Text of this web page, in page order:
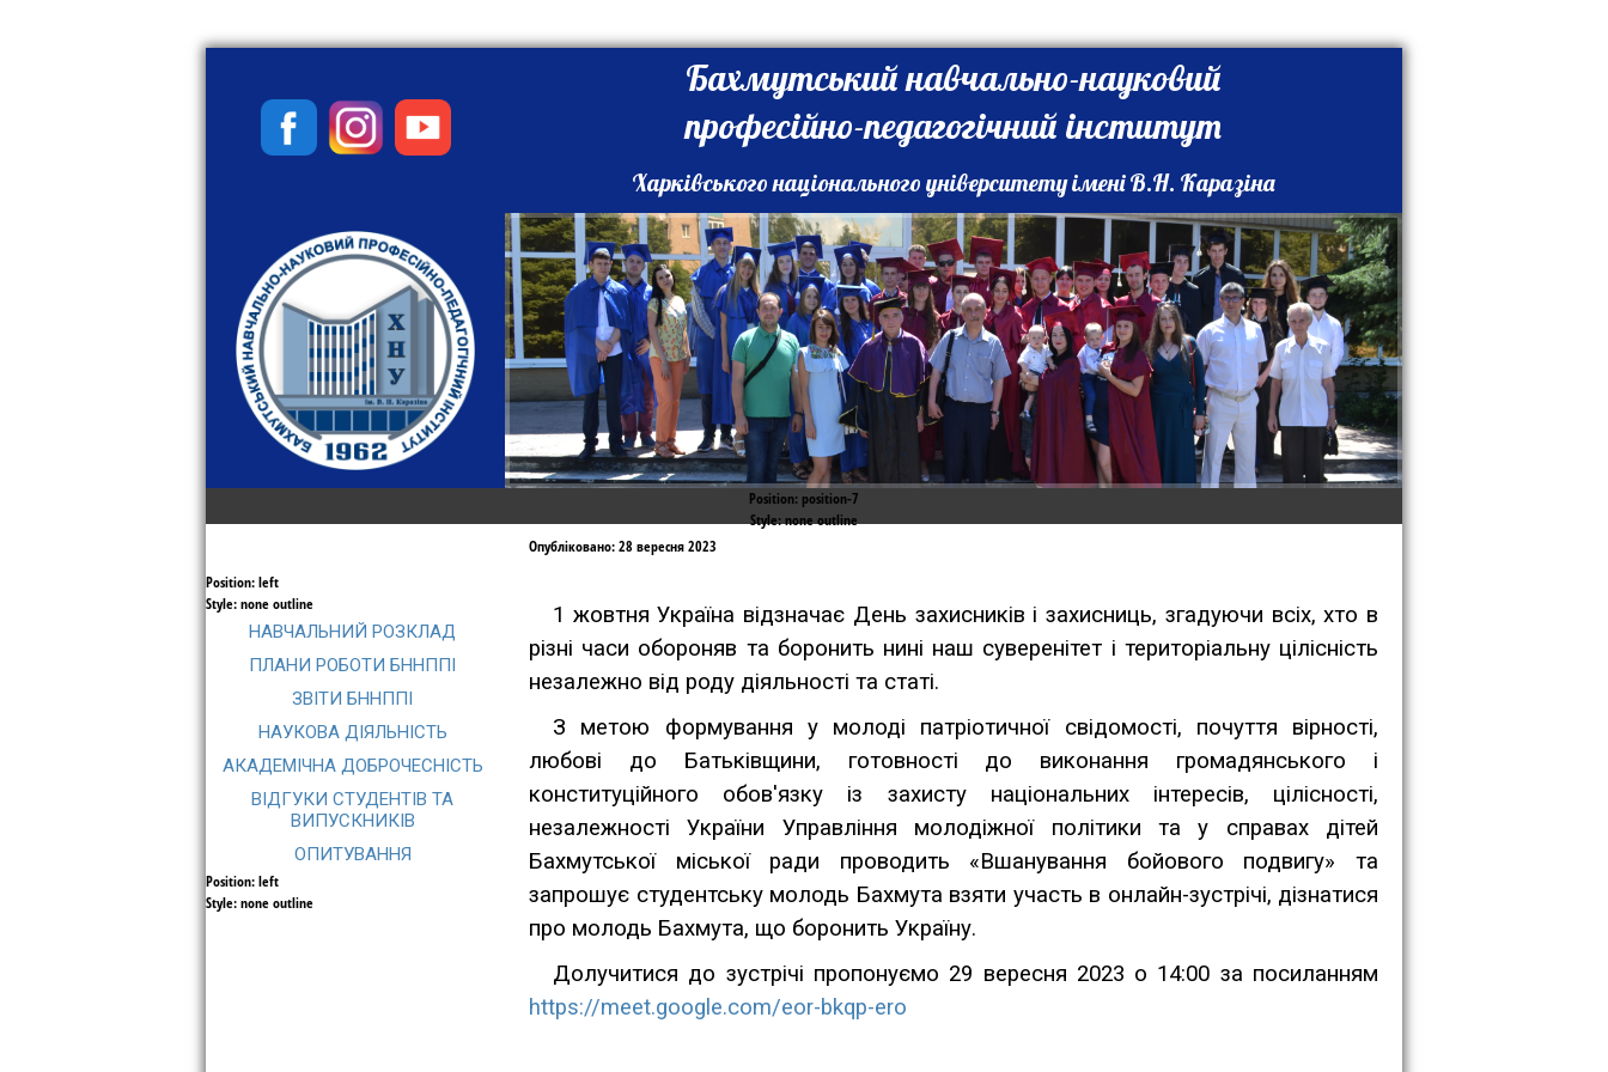
Бахмутський навчально-науковий
професійно-педагогічний інститут
Харківського національного університету імені В.Н. Каразіна
Position: position-7
Style:none outline
Абітурієнту Студенту Освітній процес
Опубліковано: 28 вересня 2023
1 жовтня Україна відзначає День захисників і захисниць, згадуючи всіх, хто в
різні часи обороняв та боронить нині наш суверенітет і територіальну цілісність
незалежно від роду діяльності та статі.
З метою формування у молоді патріотичної свідомості, почуття вірності,
любові до Батьківщини, готовності до виконання громадянського і
конституційного обов'язку із захисту національних інтересів, цілісності,
незалежності України Управління молодіжної політики та у справах дітей
Бахмутської міської ради проводить «Вшанування бойового подвигу» та
запрошує студентську молодь Бахмута взяти участь в онлайн-зустрічі, дізнатися
про молодь Бахмута, що боронить Україну.
Долучитися до зустрічі пропонуємо 29 вересня 2023 о 14:00 за посиланням
https://meet.google.com/eor-bkqp-ero
Position:left
Style:none outline
НАВЧАЛЬНИЙ РОЗКЛАД
ПЛАНИ РОБОТИ БННППІ
ЗВІТИ БННППІ
НАУКОВА ДІЯЛЬНІСТЬ
АКАДЕМІЧНА ДОБРОЧЕСНІСТЬ
ВІДГУКИ СТУДЕНТІВ ТА
ВИПУСКНИКІВ
ОПИТУВАННЯ
Position:left
Style:none outline